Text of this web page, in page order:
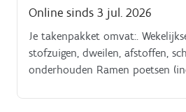
Online sinds 3 jul. 2026
Je takenpakket omvat:.
stofzuigen, dweilen, afstoffen,
onderhouden Ramen poetsen
strijken, boodschappen doen of